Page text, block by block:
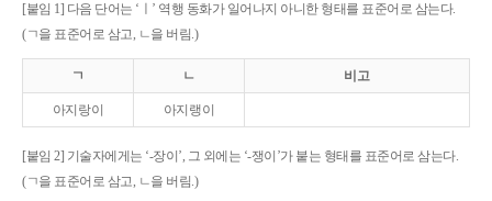
[붙임 1] 다음 단어는 ‘ㅣ’ 역행 동화가 일어나지 아니한 형태를 표준어로 삼는다.
(ㄱ을 표준어로 삼고, ㄴ을 버림.)
ㄱ ㄴ 비고
아지랑이 아지랭이
[붙임 2] 기술자에게는 ‘-장이’, 그 외에는 ‘-쟁이’가 붙는 형태를 표준어로 삼는다.
(ㄱ을 표준어로 삼고, ㄴ을 버림.)